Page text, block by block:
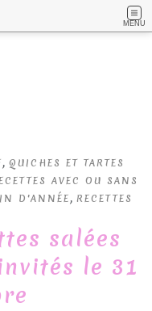
MENU
, QUICHES ET TARTES
AVEC OU SANS
D'ANNÉE, RECETTES
salées
le 31